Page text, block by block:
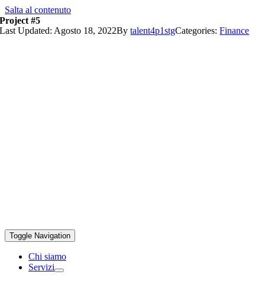
Salta al contenuto
Toggle Navigation
Chi siamo
Servizi
Project #5
Last Updated: Agosto 18, 2022Bytalent4p1stgCategories:Finance